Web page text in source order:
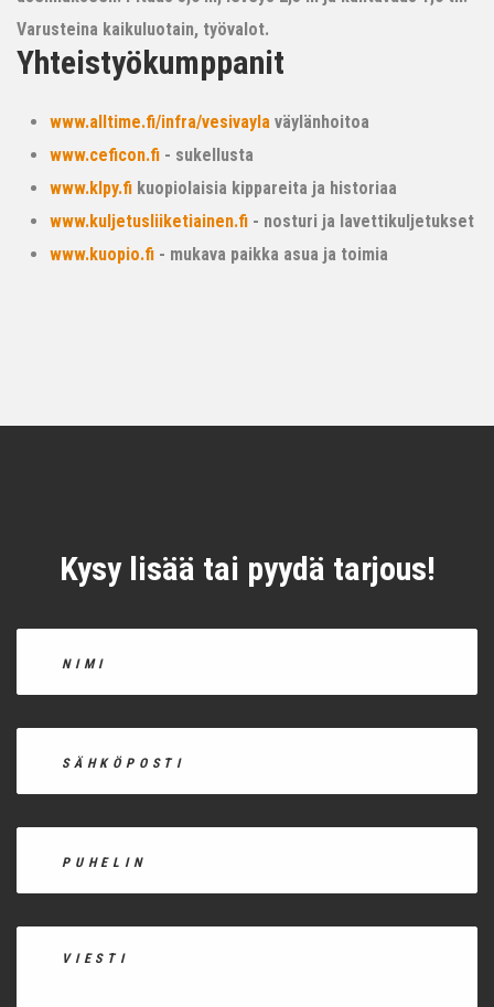
Varusteina kaikuluotain, työvalot.
Yhteistyökumppanit
www.alltime.fi/infra/vesivayla väylänhoitoa
www.ceficon.fi - sukellusta
www.klpy.fi kuopiolaisia kippareita ja historiaa
www.kuljetusliiketiainen.fi - nosturi ja lavettikuljetukset
www.kuopio.fi - mukava paikka asua ja toimia
Kysy lisää tai pyydä tarjous!